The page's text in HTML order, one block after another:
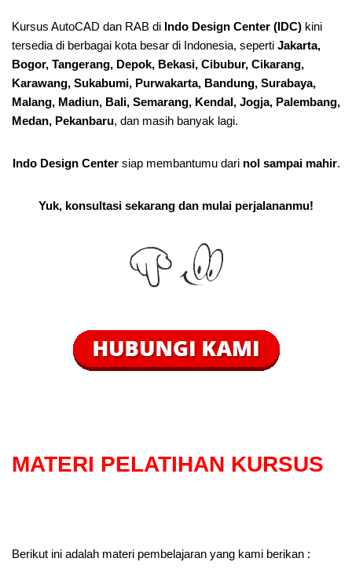
Kursus AutoCAD dan RAB di Indo Design Center (IDC) kini
tersedia di berbagai kota besar di Indonesia, seperti Jakarta,
Bogor, Tangerang, Depok, Bekasi, Cibubur, Cikarang,
Karawang, Sukabumi, Purwakarta, Bandung, Surabaya,
Malang, Madiun, Bali, Semarang, Kendal, Jogja, Palembang,
Medan, Pekanbaru, dan masih banyak lagi.
Indo Design Centersiap membantumu dari nol sampai mahir.
Yuk, konsultasi sekarang dan mulai perjalananmu!
MATERI PELATIHAN KURSUS
Berikut ini adalah materi pembelajaran yang kami berikan :